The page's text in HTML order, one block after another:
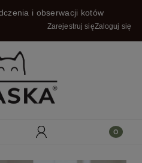
i obserwacji kotów
Zarejestruj sięZaloguj się